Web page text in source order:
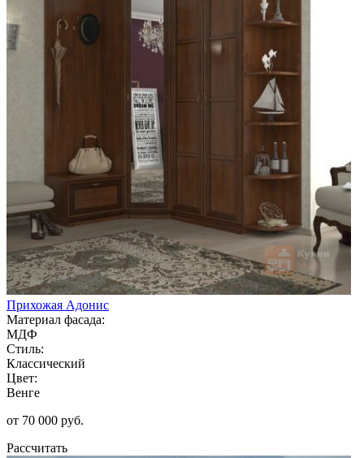
Прихожая Адонис
Материал фасада:
МДФ
Стиль:
Классический
Цвет:
Венге
от 70 000 руб.
Рассчитать